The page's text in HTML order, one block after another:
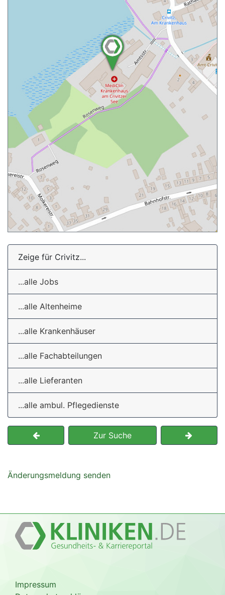
Zeige für Crivitz...
...alle Jobs
...alle Altenheime
...alle Krankenhäuser
...alle Fachabteilungen
...alle Lieferanten
...alle ambul. Pflegedienste
Zur Suche
Änderungsmeldung senden
Impressum